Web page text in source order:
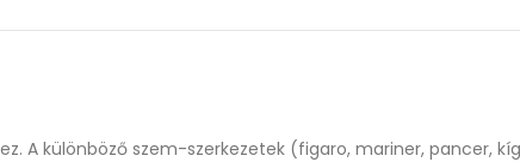
A különböző szem-szerkezetek (figaro, mariner, pancer,